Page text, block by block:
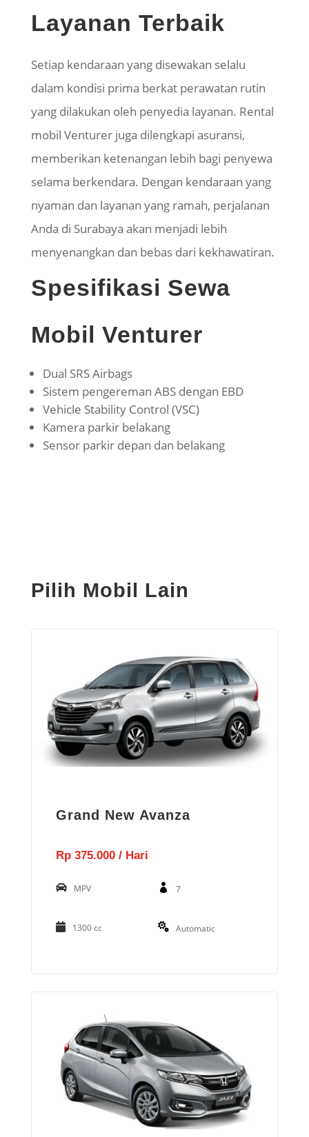
Layanan Terbaik
Setiap kendaraan yang disewakan selalu
dalam kondisi prima berkat perawatan rutin
yang dilakukan oleh penyedia layanan. Rental
mobil Venturer juga dilengkapi asuransi,
memberikan ketenangan lebih bagi penyewa
selama berkendara. Dengan kendaraan yang
nyaman dan layanan yang ramah, perjalanan
Anda di Surabaya akan menjadi lebih
menyenangkan dan bebas dari kekhawatiran.
Spesifikasi Sewa
Mobil Venturer
Dual SRS Airbags
Sistem pengereman ABS dengan EBD
Vehicle Stability Control (VSC)
Kamera parkir belakang
Sensor parkir depan dan belakang
Pilih Mobil Lain
Grand New Avanza
Rp 375.000 / Hari
MPV 7
1300 cc Automatic